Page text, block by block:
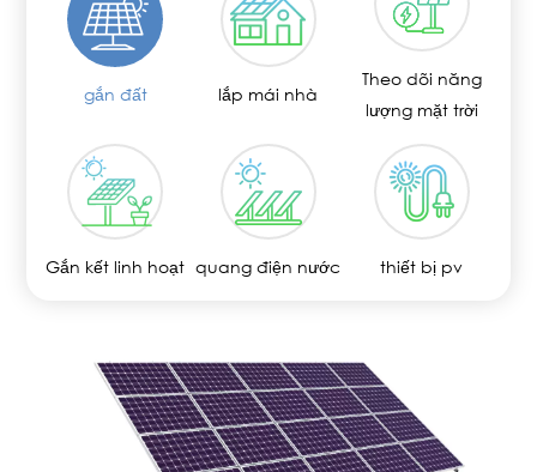
gắn đất lắp mái nhà
Theo dõi năng
lượng mặt trời
Gắn kết linh hoạt quang điện nước thiết bị pv